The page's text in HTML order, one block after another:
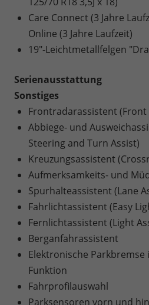
Care Connect (3 Jahre
Online (3 Jahre Laufzeit)
19"-Leichtmetallfelgen
Serienausstattung
Sonstiges
Frontradarassistent (Front
Abbiege- und
Steering and Turn Assist)
Kreuzungsassistent
Aufmerksamkeits- und
Spurhalteassistent (Lane
Fahrlichtassistent (Easy
Fernlichtassistent (Light
Berganfahrassistent
Elektronische
Funktion
Fahrprofilauswahl
Parksensoren vorn und